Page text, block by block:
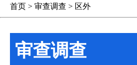
首页 > 审查调查 > 区外
审查调查